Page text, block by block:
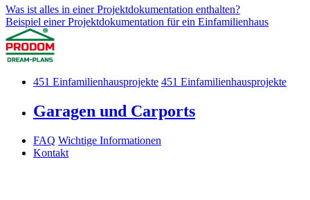
Was ist alles in einer Projektdokumentation enthalten?
Beispiel einer Projektdokumentation für ein Einfamilienhaus
451 Einfamilienhausprojekte 451 Einfamilienhausprojekte
Garagen und Carports
FAQ Wichtige Informationen
Kontakt